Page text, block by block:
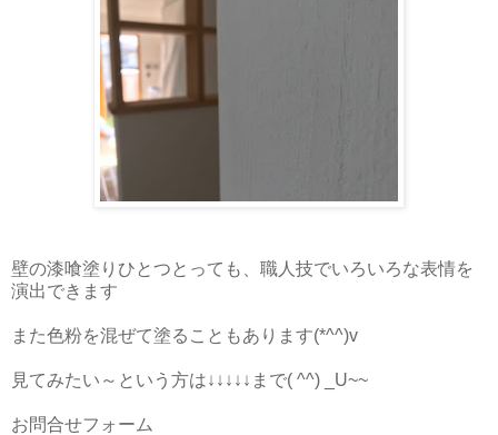
壁の漆喰塗りひとつとっても、職人技でいろいろな表情を
演出できます
また色粉を混ぜて塗ることもあります(*^^)v
見てみたい～という方は↓↓↓↓↓まで( ^^) _U~~
お問合せフォーム